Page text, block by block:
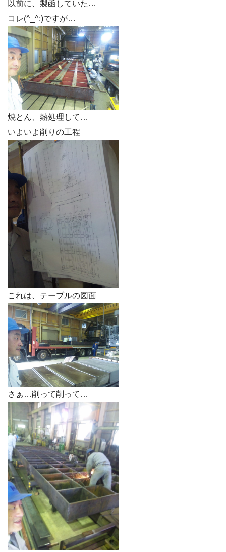
以前に、製函していた…
コレ(^_^;)ですが…
焼とん、熱処理して…
いよいよ削りの工程
これは、テーブルの図面
さぁ…削って削って…